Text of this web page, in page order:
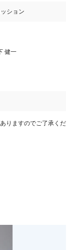
ション
健一
りますのでご了承くだ